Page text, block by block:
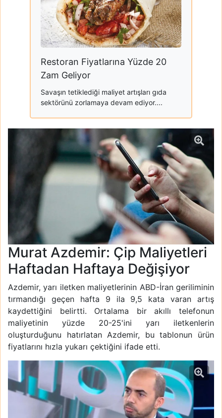
Restoran Fiyatlarına Yüzde 20
Zam Geliyor
Savaşın tetiklediği maliyet artışları gıda
sektörünü zorlamaya devam ediyor....
Murat Azdemir: Çip Maliyetleri
Haftadan Haftaya Değişiyor
Azdemir, yarı iletken maliyetlerinin ABD-İran geriliminin
tırmandığı geçen hafta 9 ila 9,5 kata varan artış
kaydettiğini belirtti. Ortalama bir akıllı telefonun
maliyetinin yüzde 20-25'ini yarı iletkenlerin
oluşturduğunu hatırlatan Azdemir, bu tablonun ürün
fiyatlarını hızla yukarı çektiğini ifade etti.